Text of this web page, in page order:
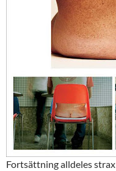
Fortsättning alldeles strax